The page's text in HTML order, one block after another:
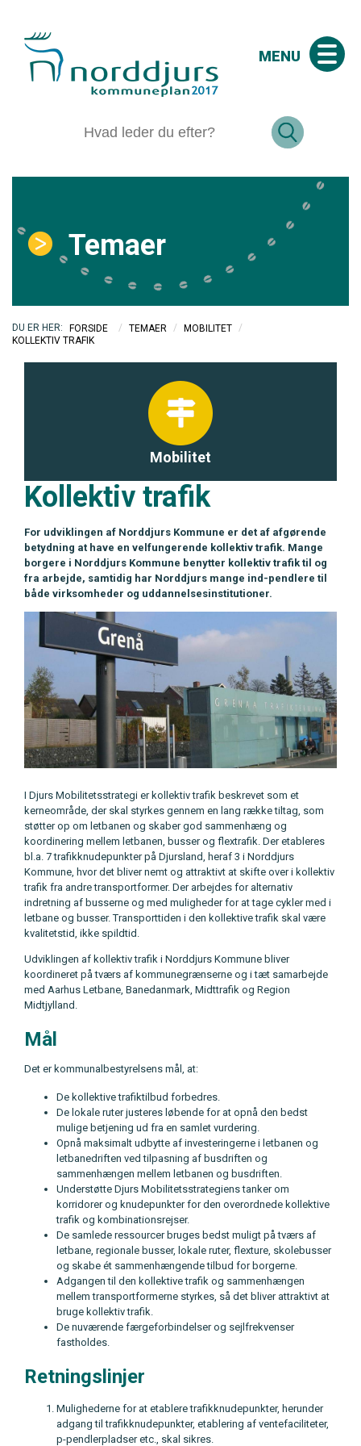
MENU
Temaer
FORSIDE / TEMAER / MOBILITET
/
KOLLEKTIV TRAFIK
Mobilitet
Kollektiv trafik
For udviklingen af Norddjurs Kommune er det af afgørende
betydning at have en velfungerende kollektiv trafik. Mange
borgere i Norddjurs Kommune benytter kollektiv trafik til og
fra arbejde, samtidig har Norddjurs mange ind-pendlere til
både virksomheder og uddannelsesinstitutioner.
I Djurs Mobilitetsstrategi er kollektiv trafik beskrevet som et
kerneområde, der skal styrkes gennem en lang række tiltag, som
støtter op om letbanen og skaber god sammenhæng og
koordinering mellem letbanen, busser og flextrafik. Der etableres
bl.a. 7 trafikknudepunkter på Djursland, heraf 3 i Norddjurs
Kommune, hvor det bliver nemt og attraktivt at skifte over i kollektiv
trafik fra andre transportformer. Der arbejdes for alternativ
indretning af busserne og med muligheder for at tage cykler med i
letbane og busser. Transporttiden i den kollektive trafik skal være
kvalitetstid, ikke spildtid.
Udviklingen af kollektiv trafik i Norddjurs Kommune bliver
koordineret på tværs af kommunegrænserne og i tæt samarbejde
med Aarhus Letbane, Banedanmark, Midttrafik og Region
Midtjylland.
Mål
Det er kommunalbestyrelsens mål, at:
De kollektive trafiktilbud forbedres.
De lokale ruter justeres løbende for at opnå den bedst
mulige betjening ud fra en samlet vurdering.
Opnå maksimalt udbytte af investeringerne i letbanen og
letbanedriften ved tilpasning af busdriften og
sammenhængen mellem letbanen og busdriften.
Understøtte Djurs Mobilitetsstrategiens tanker om
korridorer og knudepunkter for den overordnede kollektive
trafik og kombinationsrejser.
De samlede ressourcer bruges bedst muligt på tværs af
letbane, regionale busser, lokale ruter, flexture, skolebusser
og skabe ét sammenhængende tilbud for borgerne.
Adgangen til den kollektive trafik og sammenhængen
mellem transportformerne styrkes, så det bliver attraktivt at
bruge kollektiv trafik.
De nuværende færgeforbindelser og sejlfrekvenser
fastholdes.
Retningslinjer
Mulighederne for at etablere trafikknudepunkter, herunder
adgang til trafikknudepunkter, etablering af ventefaciliteter,
p-pendlerpladser etc., skal sikres.